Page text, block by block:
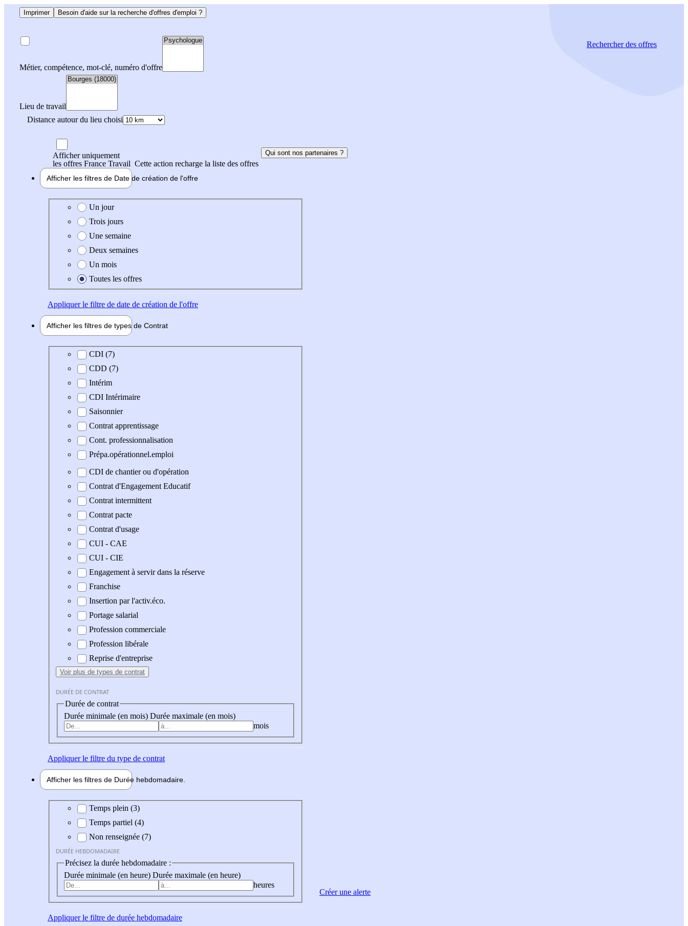
Imprimer Besoin d'aide sur la recherche d'offres d'emploi ?
Métier, compétence, mot-clé, numéro d'offre
Lieu de travail
Distance autour du lieu choisi
Rechercherdes offres
Afficher uniquement
les offres France Travail Cette action recharge la liste des offres
Qui sont nos partenaires ?
Afficher les filtres de Date de création de l'offre
Date de création de l'offre
Un jour
Trois jours
Une semaine
Deux semaines
Un mois
Toutes les offres
Appliquerle filtre de date de création de l'offre
Afficher les filtres de types de Contrat
Type de contrat
CDI (7)
CDD (7)
Intérim
CDI Intérimaire
Saisonnier
Contrat apprentissage
Cont. professionnalisation
Prépa.opérationnel.emploi
CDI de chantier ou d'opération
Contrat d'Engagement Educatif
Contrat intermittent
Contrat pacte
Contrat d'usage
CUI - CAE
CUI - CIE
Engagement à servir dans la réserve
Franchise
Insertion par l'activ.éco.
Portage salarial
Profession commerciale
Profession libérale
Reprise d'entreprise
Voir plus de types de contrat
DURÉE DE CONTRAT
Durée de contrat
Durée minimale (en mois) Durée maximale (en mois)
mois
Appliquerle filtre du type de contrat
Afficher les filtres de Durée hebdomadaire
Durée hebdomadaire
Temps plein (3)
Temps partiel (4)
Non renseignée (7)
DURÉE HEBDOMADAIRE
Précisez la durée hebdomadaire :
Durée minimale (en heure) Durée maximale (en heure)
heures
Appliquerle filtre de durée hebdomadaire
Créer une alerte